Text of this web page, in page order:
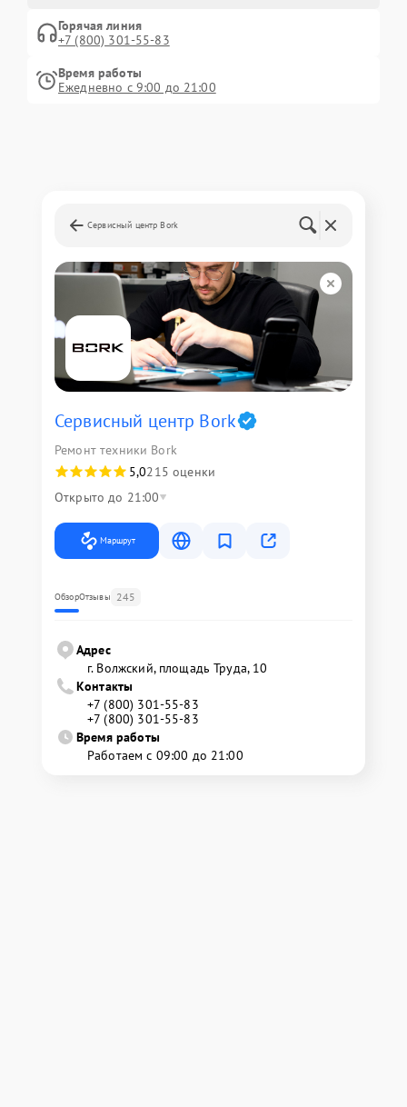
Горячая линия
+7 (800) 301-55-83
Время работы
Ежедневно с 9:00 до 21:00
Сервисный центр Bork
Сервисный центр Bork
Ремонт техники Bork
5,0215 оценки
Открыто до 21:00
Маршрут
ОбзорОтзывы 245
Адрес
г. Волжский, площадь Труда, 10
Контакты
+7 (800) 301-55-83
+7 (800) 301-55-83
Время работы
Работаем с 09:00 до 21:00